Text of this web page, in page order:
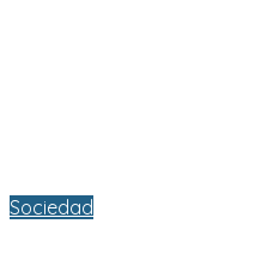
Sociedad